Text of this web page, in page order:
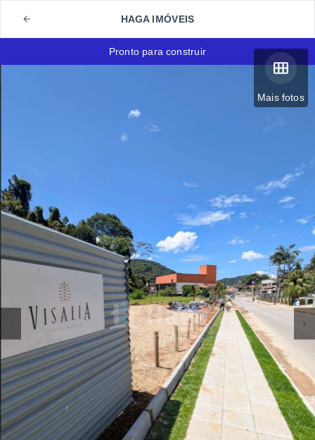
HAGA IMÓVEIS
Mais fotos
Pronto para construir